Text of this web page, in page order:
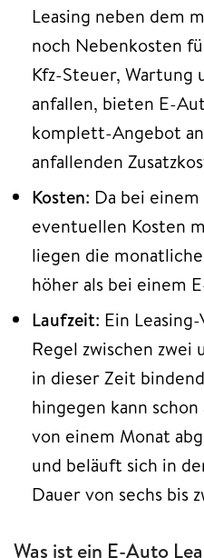
Leasing neben dem
noch Nebenkosten
Kfz-Steuer, Wartung
anfallen, bieten E-
komplett-Angebot
anfallenden
Kosten: Da bei
eventuellen Kosten
liegen die
höher als bei einem
Laufzeit: Ein
Regel zwischen zwei
in dieser Zeit
hingegen kann
von einem Monat
und beläuft sich in
Dauer von sechs bis
Was ist ein E-Auto